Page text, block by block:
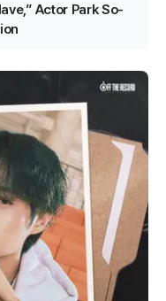
Actor Park So-